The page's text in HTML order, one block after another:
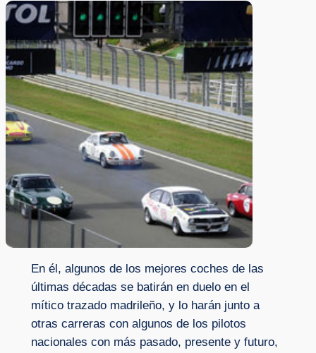
En él, algunos de los mejores coches de las
últimas décadas se batirán en duelo en el
mítico trazado madrileño, y lo harán junto a
otras carreras con algunos de los pilotos
nacionales con más pasado, presente y futuro,